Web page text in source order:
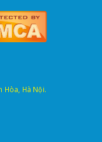
Hòa, Hà Nội.